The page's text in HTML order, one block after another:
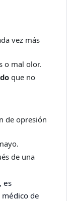
vez más
o mal olor.
que no
de opresión
de una
es
de